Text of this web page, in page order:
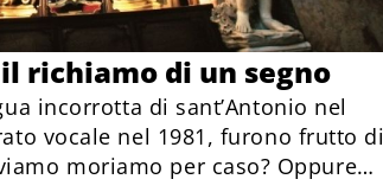
richiamo di un segno
incorrotta di sant’Antonio nel
vocale nel 1981, furono frutto di
moriamo per caso? Oppure…